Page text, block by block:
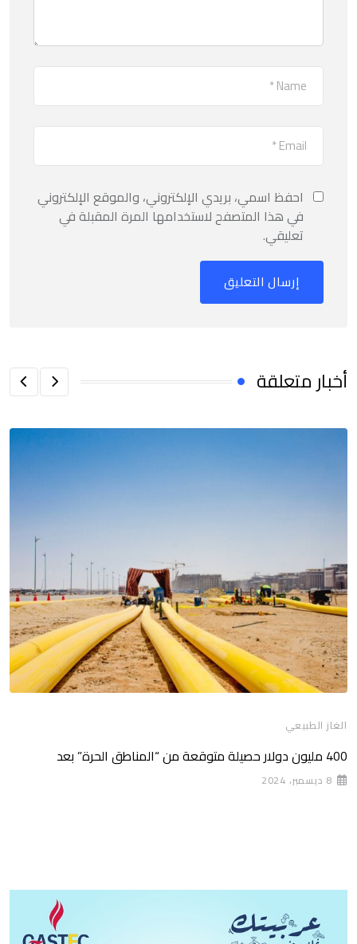
احفظ اسمي، بريدي الإلكتروني، والموقع الإلكتروني
في هذا المتصفح لاستخدامها المرة المقبلة في
تعليقي.
أخبار متعلقة
الغاز الطبيعي
400 مليون دولار حصيلة متوقعة من “المناطق الحرة” بعد
8 ديسمبر، 2024